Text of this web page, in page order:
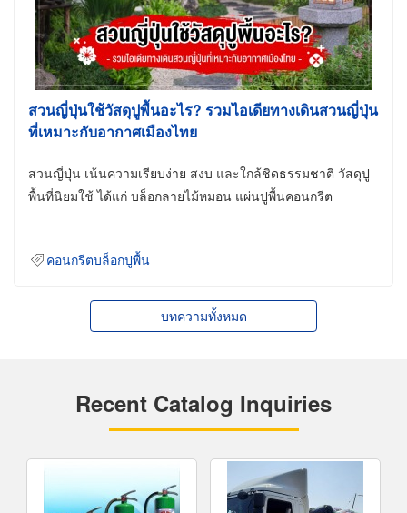
สวนญี่ปุ่นใช้วัสดุปูพื้นอะไร? รวมไอเดียทางเดินสวนญี่ปุ่น
ที่เหมาะกับอากาศเมืองไทย
สวนญี่ปุ่น เน้นความเรียบง่าย สงบ และใกล้ชิดธรรมชาติ วัสดุปู
พื้นที่นิยมใช้ ได้แก่ บล็อกลายไม้หมอน แผ่นปูพื้นคอนกรีต
คอนกรีตบล็อกปูพื้น
บทความทั้งหมด
Recent Catalog Inquiries